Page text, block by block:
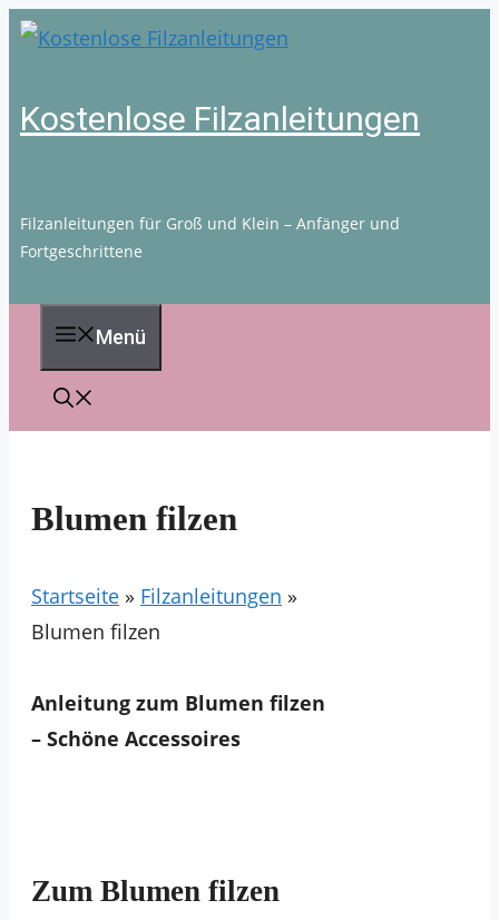
Zum
Kostenlose Filzanleitungen
Filzanleitungen für Groß und Klein – Anfänger und
Fortgeschrittene
Menü
Blumen filzen
Startseite » Filzanleitungen »
Blumen filzen
Anleitung zum Blumen filzen
– Schöne Accessoires
Zum Blumen filzen